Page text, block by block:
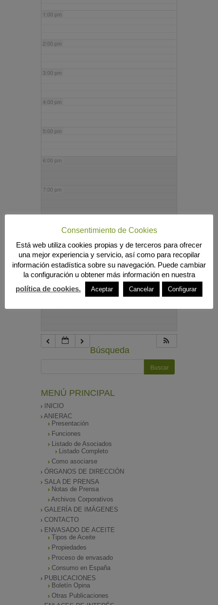
1:00 pm
2:00 pm
3:00 pm
4:00 pm
5:00 pm
6:00 pm
7:00 pm
9:00 pm
10:00 pm
Búsqueda
MENÚ PRINCIPAL
INICIO
ANIERAC
Presentación
Funciones
Listado de Asociados
Listado Completo
Como asociarse
ÓRGANOS DE DIRECCIÓN
SALA DE PRENSA
Notas de Prensa
Archivos Corporativos
GALERÍA DE IMÁGENES
CONTACTO
ENVASADO DE ACEITE
Tipos de Aceite
Propiedades
Proceso de envasado
Consumo en España
PUBLICACIONES
Boletín Opina
Otras Publicaciones
Consentimiento de Cookies
Está web utiliza cookies propias y de terceros para ofrecer
una mejor experiencia y servicio, así como para recopilar
información estadística sobre su navegación. Puede cambiar
la configuración u obtener más información en nuestra
política de cookies.
Aceptar Cancelar Configurar